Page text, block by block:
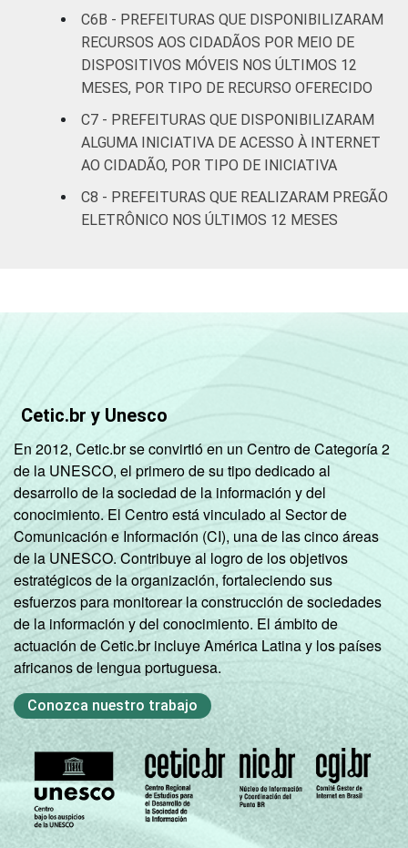
Mais de
500 mil
habitantes
94 6 0
REGIÃO
E
PORTE
Norte -
Até 5 mil
habitantes
88 10 2
Norte -
mil
habitantes
Norte -
Mais de 20
mil até 50
mil
habitantes
78 15 6
Norte -
Mais de 50
mil até
100 mil
habitantes
100 0 0
Norte -
Mais de
100 mil
habitantes
12 0
C6B - PREFEITURAS QUE DISPONIBILIZARAM
RECURSOS AOS CIDADÃOS POR MEIO DE
DISPOSITIVOS MÓVEIS NOS ÚLTIMOS 12
MESES, POR TIPO DE RECURSO OFERECIDO
C7 - PREFEITURAS QUE DISPONIBILIZARAM
ALGUMA INICIATIVA DE ACESSO À INTERNET
AO CIDADÃO, POR TIPO DE INICIATIVA
C8 - PREFEITURAS QUE REALIZARAM PREGÃO
ELETRÔNICO NOS ÚLTIMOS 12 MESES
Cetic.br y Unesco
En 2012, Cetic.br se convirtió en un Centro de Categoría 2
de la UNESCO, el primero de su tipo dedicado al
desarrollo de la sociedad de la información y del
conocimiento. El Centro está vinculado al Sector de
Comunicación e Información (CI), una de las cinco áreas
de la UNESCO. Contribuye al logro de los objetivos
estratégicos de la organización, fortaleciendo sus
esfuerzos para monitorear la construcción de sociedades
de la información y del conocimiento. El ámbito de
actuación de Cetic.br incluye América Latina y los países
africanos de lengua portuguesa.
Conozca nuestro trabajo